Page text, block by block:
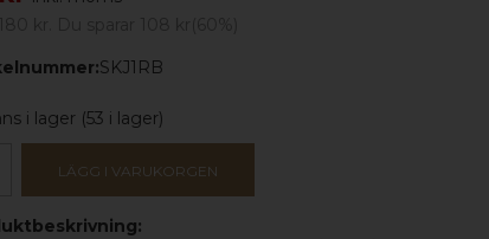
SKJ1RB
i lager (53 i lager)
LÄGG I VARUKORGEN